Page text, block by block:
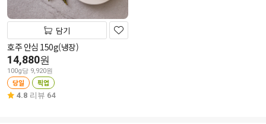
담기
호주 안심 150g(냉장)
14,880원
100g당 9,920원
당일 픽업
4.8 리뷰 64